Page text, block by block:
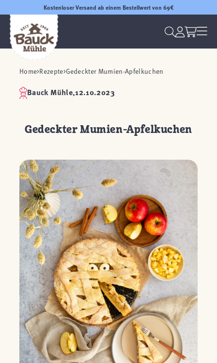
Kostenloser Versand ab einem Bestellwert von 69€
Home Rezepte Gedeckter Mumien-Apfelkuchen
Bauck Mühle,12.10.2023
Gedeckter Mumien-Apfelkuchen